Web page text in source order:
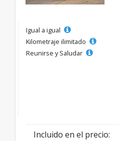
Igual a igual
Kilometraje ilimitado
Reunirse y Saludar
Incluido en el precio: